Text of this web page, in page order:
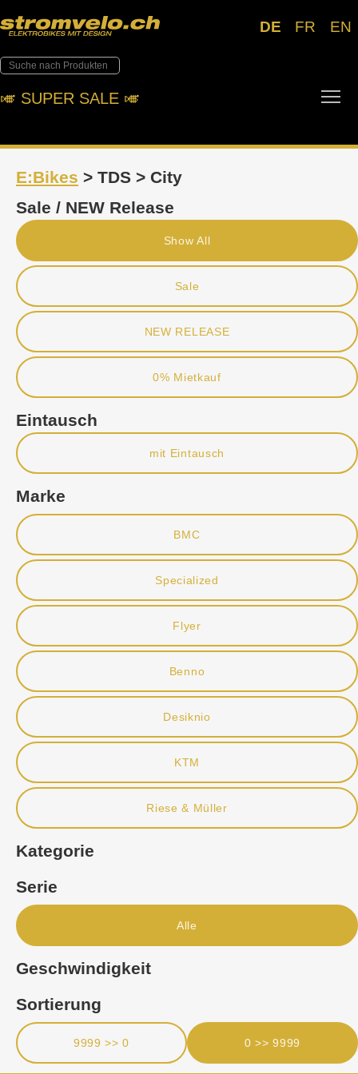
DE FR EN
🎺︎ SUPER SALE 🎺︎
E:Bikes > TDS > City
Sale / NEW Release
Show All
Sale
NEW RELEASE
0% Mietkauf
Eintausch
mit Eintausch
Marke
BMC
Specialized
Flyer
Benno
Desiknio
KTM
Riese & Müller
Kategorie
Serie
Alle
Geschwindigkeit
Sortierung
9999 >> 0 0 >> 9999